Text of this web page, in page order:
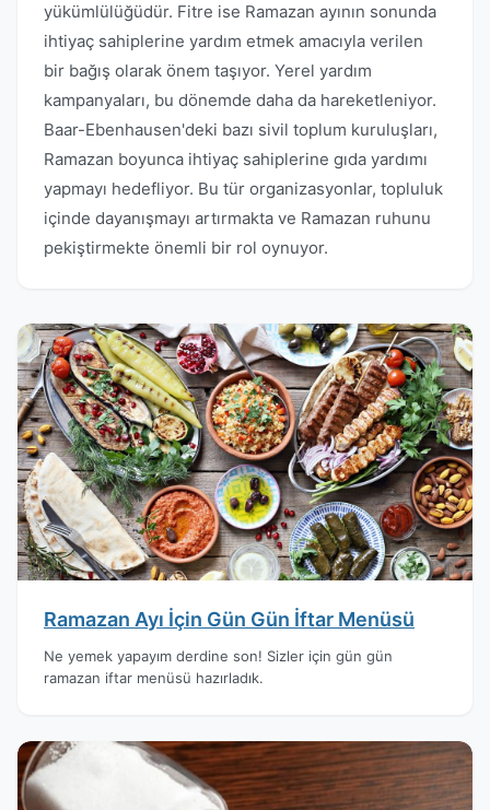
yükümlülüğüdür. Fitre ise Ramazan ayının sonunda
ihtiyaç sahiplerine yardım etmek amacıyla verilen
bir bağış olarak önem taşıyor. Yerel yardım
kampanyaları, bu dönemde daha da hareketleniyor.
Baar-Ebenhausen'deki bazı sivil toplum kuruluşları,
Ramazan boyunca ihtiyaç sahiplerine gıda yardımı
yapmayı hedefliyor. Bu tür organizasyonlar, topluluk
içinde dayanışmayı artırmakta ve Ramazan ruhunu
pekiştirmekte önemli bir rol oynuyor.
Ramazan Ayı İçin Gün Gün İftar Menüsü
Ne yemek yapayım derdine son! Sizler için gün gün
ramazan iftar menüsü hazırladık.